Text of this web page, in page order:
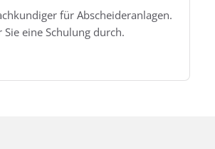
für Abscheideranlagen.
eine Schulung durch.